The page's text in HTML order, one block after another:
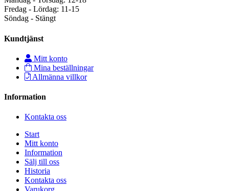
Fredag - Lördag: 11-15
Söndag - Stängt
Kundtjänst
Mitt konto
Mina beställningar
Allmänna villkor
Information
Kontakta oss
Start
Mitt konto
Information
Sälj till oss
Historia
Kontakta oss